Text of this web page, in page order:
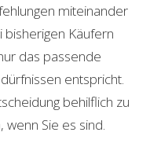
miteinander
bisherigen Käufern
das passende
entspricht.
behilflich zu
Sie es sind.